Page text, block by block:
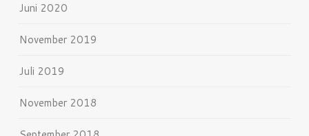
Juni 2020
November 2019
Juli 2019
November 2018